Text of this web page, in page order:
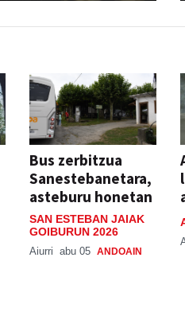
Bus zerbitzua
Sanestebanetara,
asteburu honetan
SAN ESTEBAN JAIAK
GOIBURUN 2026
Aiurri abu 05 ANDOAIN